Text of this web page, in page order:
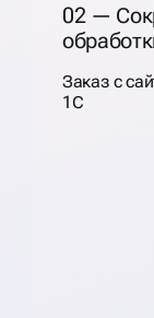
02 —
Заказ с
1С